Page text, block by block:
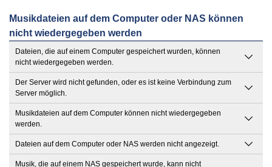
Musikdateien auf dem Computer oder NAS können
nicht wiedergegeben werden
Dateien, die auf einem Computer gespeichert wurden, können
nicht wiedergegeben werden.
Der Server wird nicht gefunden, oder es ist keine Verbindung zum
Server möglich.
Musikdateien auf dem Computer können nicht wiedergegeben
werden.
Dateien auf dem Computer oder NAS werden nicht angezeigt.
Musik, die auf einem NAS gespeichert wurde, kann nicht